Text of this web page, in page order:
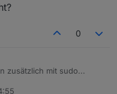
0
zusätzlich mit sudo...